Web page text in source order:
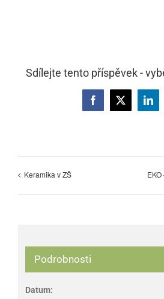
Sdílejte tento příspěvek -
Facebook
X
Keramika v ZŠ
Podrobnosti
Datum: